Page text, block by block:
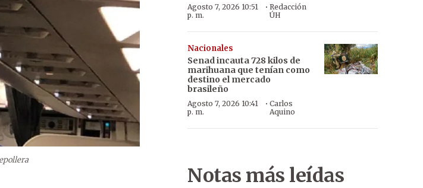
Agosto 7, 2026 10:51
p. m.
·Redacción
ÚH
Nacionales
Senad incauta 728 kilos de
marihuana que tenían como
destino el mercado
brasileño
Agosto 7, 2026 10:41
p. m.
· Carlos
Aquino
Notas más leídas